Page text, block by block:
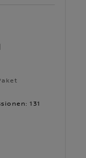
131